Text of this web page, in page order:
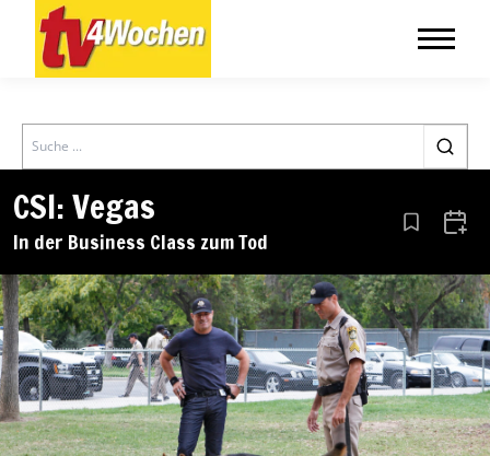
Search
CSI: Vegas
In der Business Class zum Tod Aus den